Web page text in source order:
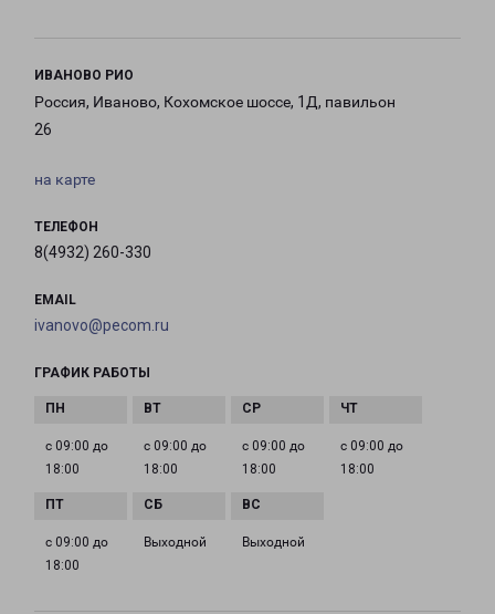
ИВАНОВО РИО
Россия, Иваново, Кохомское шоссе, 1Д, павильон
26
на карте
ТЕЛЕФОН
8(4932) 260-330
EMAIL
ivanovo@pecom.ru
ГРАФИК РАБОТЫ
с 09:00 до
18:00
с 09:00 до
18:00
с 09:00 до
18:00
с 09:00 до
18:00
с 09:00 до
18:00
Выходной Выходной